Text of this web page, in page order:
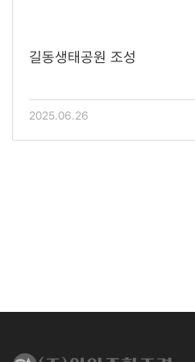
길동생태공원 조성
2025.06.26